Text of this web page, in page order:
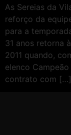
As Sereias da
reforço da
para a
31 anos retorna
2011 quando,
elenco
contrato com […]